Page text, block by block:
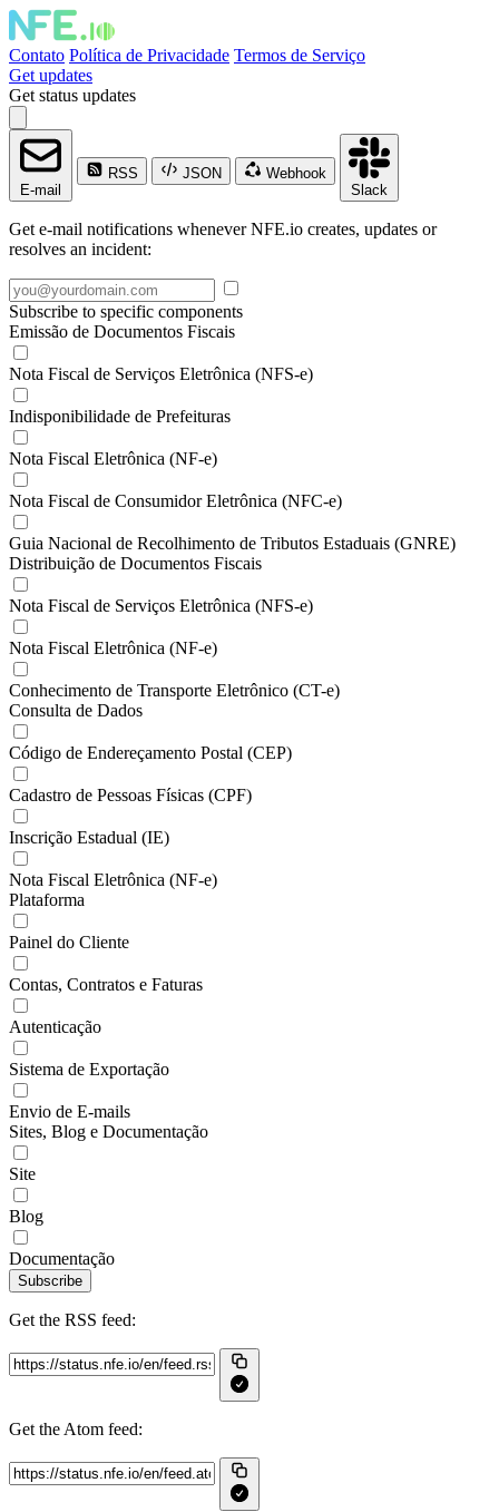
Contato Política de Privacidade Termos de Serviço
Get updates
Get status updates
E-mail
RSS JSON
Webhook
Slack
Get e-mail notifications whenever NFE.io creates, updates or
resolves an incident:
Subscribe to specific components
Emissão de Documentos Fiscais
Nota Fiscal de Serviços Eletrônica (NFS-e)
Indisponibilidade de Prefeituras
Nota Fiscal Eletrônica (NF-e)
Nota Fiscal de Consumidor Eletrônica (NFC-e)
Guia Nacional de Recolhimento de Tributos Estaduais (GNRE)
Distribuição de Documentos Fiscais
Nota Fiscal de Serviços Eletrônica (NFS-e)
Nota Fiscal Eletrônica (NF-e)
Conhecimento de Transporte Eletrônico (CT-e)
Consulta de Dados
Código de Endereçamento Postal (CEP)
Cadastro de Pessoas Físicas (CPF)
Inscrição Estadual (IE)
Nota Fiscal Eletrônica (NF-e)
Plataforma
Painel do Cliente
Contas, Contratos e Faturas
Autenticação
Sistema de Exportação
Envio de E-mails
Sites, Blog e Documentação
Site
Blog
Documentação
Subscribe
Get the RSS feed:
Get the Atom feed: